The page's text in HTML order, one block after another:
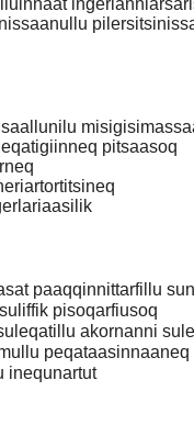
pitsaasoq
paaqqinnittarfillu
pisoqarfiusoq
akornanni
peqataasinnaaneq
inequnartut